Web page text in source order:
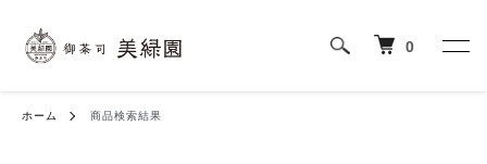
0
ホーム 商品検索結果